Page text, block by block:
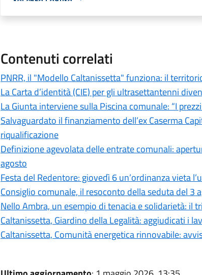
Contenuti correlati
PNRR, il "Modello Caltanissetta" funziona: il
La Carta d’identità (CIE) per gli ultrasettantenni
La Giunta interviene sulla Piscina comunale: “I
Salvaguardato il finanziamento dell’ex Caserma
riqualificazione
Definizione agevolata delle entrate comunali:
agosto
Festa del Redentore: giovedì 6 un’ordinanza vieta
Consiglio comunale, il resoconto della seduta del 3
Nello Ambra, un esempio di tenacia e solidarietà: il
Caltanissetta, Giardino della Legalità: aggiudicati i
Caltanissetta, Comunità energetica rinnovabile: